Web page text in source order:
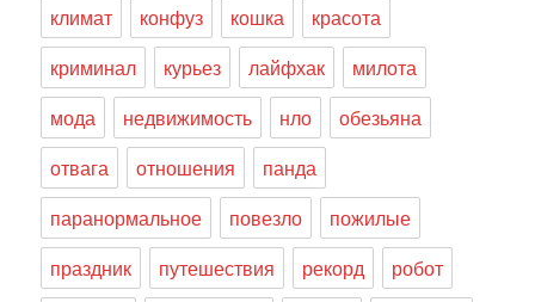
климат
конфуз кошка
красота
криминал
курьез лайфхак
милота
мода
недвижимость нло
обезьяна
отвага
отношения
панда
паранормальное
повезло
пожилые
праздник
путешествия рекорд
робот